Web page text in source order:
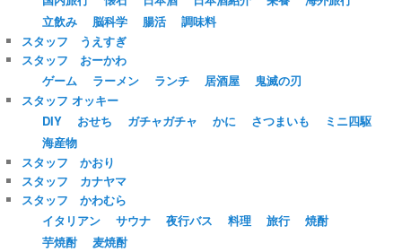
立飲み
脳科学 腸活
調味料
スタッフ うえすぎ
スタッフ おーかわ
ゲーム
ラーメン ランチ 居酒屋
鬼滅の刃
スタッフ オッキー
DIY
おせち ガチャガチャ かに さつまいも
ミニ四駆
海産物
スタッフ かおり
スタッフ カナヤマ
スタッフ かわむら
イタリアン
サウナ 夜行バス 料理 旅行
焼酎
芋焼酎
麦焼酎